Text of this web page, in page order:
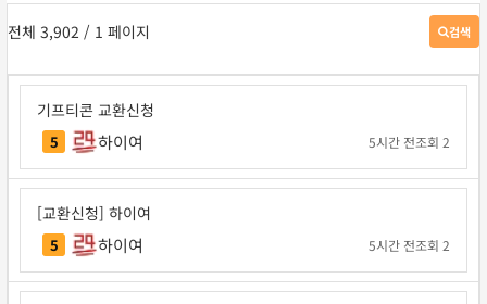
전체 3,902 / 1 페이지 검색
게
판
검
기프티콘 교환신청
5 하이여 5시간 전조회 2
[교환신청] 하이여
5 하이여 5시간 전조회 2